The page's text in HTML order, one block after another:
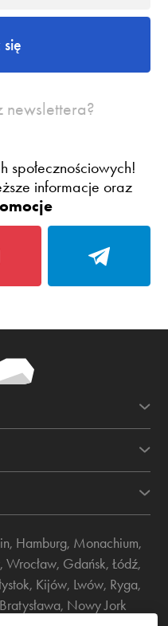
newslettera?
społecznościowych!
informacje oraz
, Hamburg, Monachium,
, Wrocław, Gdańsk, Łódź,
, Kijów, Lwów, Ryga,
Bratysława, Nowy Jork